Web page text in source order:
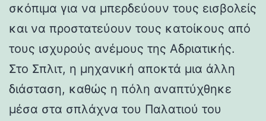
σκόπιμα για να μπερδεύουν τους εισβολείς
και να προστατεύουν τους κατοίκους από
τους ισχυρούς ανέμους της Αδριατικής.
Στο Σπλιτ, η μηχανική αποκτά μια άλλη
διάσταση, καθώς η πόλη αναπτύχθηκε
μέσα στα σπλάχνα του Παλατιού του